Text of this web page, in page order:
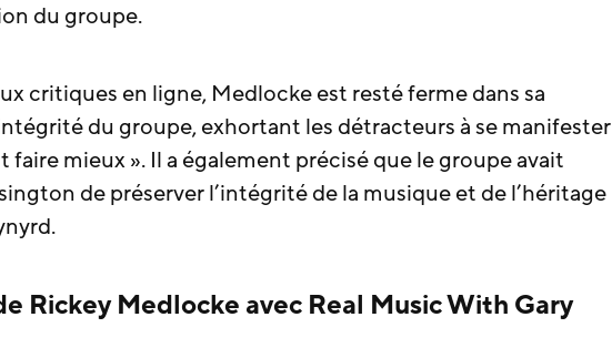
du groupe.
critiques en ligne, Medlocke est resté ferme dans sa
du groupe, exhortant les détracteurs à se manifester
faire mieux ». Il a également précisé que le groupe avait
de préserver l’intégrité de la musique et de l’héritage
Rickey Medlocke avec Real Music With Gary